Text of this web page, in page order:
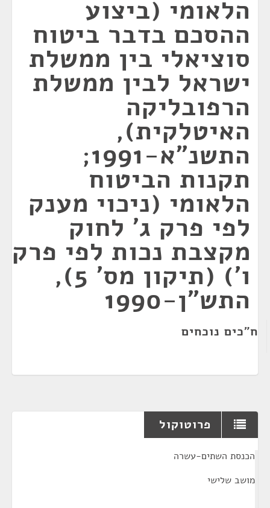
הלאומי (ביצוע
ההסכם בדבר ביטוח
סוציאלי בין ממשלת
ישראל לבין ממשלת
הרפובליקה
האיטלקית),
התשנ"א-1991;
תקנות הביטוח
הלאומי (ניכוי מענק
לפי פרק ג' לחוק
מקצבת נכות לפי פרק
ו') (תיקון מס' 5),
התש"ן-1990
ח"כים נוכחים
פרוטוקול
הכנסת השתים-עשרה
מושב שלישי